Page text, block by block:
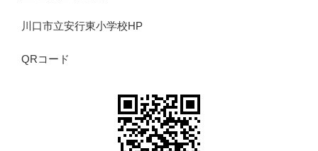
川口市立安行東小学校HP
QRコード